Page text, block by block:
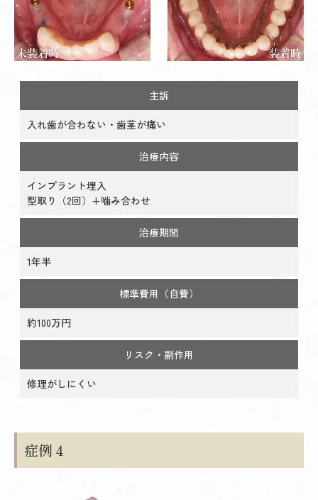
主訴
入れ歯が合わない・歯茎が痛い
治療内容
インプラント埋入
型取り（2回）+噛み合わせ
治療期間
1年半
標準費用（自費）
約100万円
リスク・副作用
修理がしにくい
症例４